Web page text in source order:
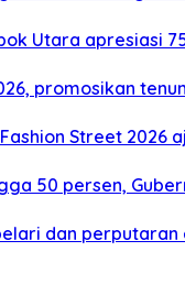
Utara apresiasi
promosikan
Street 2026
50 persen,
pelari dan